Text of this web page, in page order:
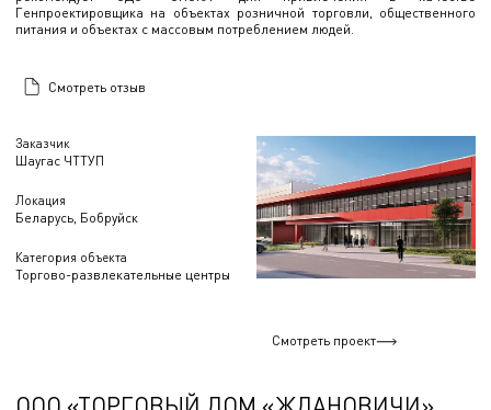
Заказчик
Шаугас ЧТТУП
Локация
Беларусь, Бобруйск
Категория объекта
Торгово-развлекательные центры
Генпроектировщика на объектах розничной торговли, общественного
питания и объектах с массовым потреблением людей.
Смотреть отзыв
Смотреть проект